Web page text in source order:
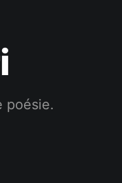
poésie.